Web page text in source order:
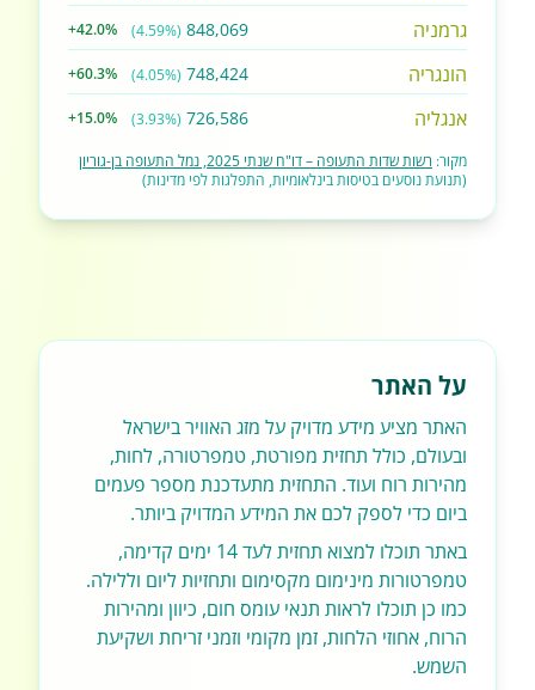
גרמניה 848,069
(4.59%)
+42.0%
הונגריה 748,424
(4.05%)
+60.3%
אנגליה 726,586
(3.93%)
+15.0%
מקור: רשות שדות התעופה – דו"ח שנתי 2025, נמל התעופה בן-גוריון
(תנועת נוסעים בטיסות בינלאומיות, התפלגות לפי מדינות)
על האתר
האתר מציע מידע מדויק על מזג האוויר בישראל
ובעולם, כולל תחזית מפורטת, טמפרטורה, לחות,
מהירות רוח ועוד. התחזית מתעדכנת מספר פעמים
ביום כדי לספק לכם את המידע המדויק ביותר.
באתר תוכלו למצוא תחזית לעד 14 ימים קדימה,
טמפרטורות מינימום מקסימום ותחזיות ליום וללילה.
כמו כן תוכלו לראות תנאי עומס חום, כיוון ומהירות
הרוח, אחוזי הלחות, זמן מקומי וזמני זריחת ושקיעת
השמש.